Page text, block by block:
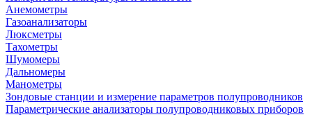
Анемометры
Газоанализаторы
Люксметры
Тахометры
Шумомеры
Дальномеры
Манометры
Зондовые станции и измерение параметров полупроводников
Параметрические анализаторы полупроводниковых приборов